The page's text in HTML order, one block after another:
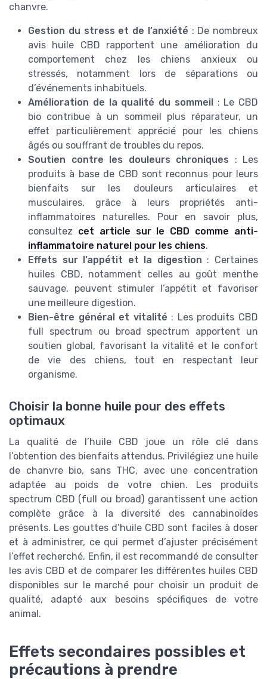
chanvre.
Gestion du stress et de l’anxiété : De nombreux
avis huile CBD rapportent une amélioration du
comportement chez les chiens anxieux ou
stressés, notamment lors de séparations ou
d’événements inhabituels.
Amélioration de la qualité du sommeil: Le CBD
bio contribue à un sommeil plus réparateur, un
effet particulièrement apprécié pour les chiens
âgés ou souffrant de troubles du repos.
Soutien contre les douleurs chroniques : Les
produits à base de CBD sont reconnus pour leurs
bienfaits sur les douleurs articulaires et
musculaires, grâce à leurs propriétés anti-
inflammatoires naturelles. Pour en savoir plus,
consultez cet article sur le CBD comme anti-
inflammatoire naturel pour les chiens.
Effets sur l’appétit et la digestion : Certaines
huiles CBD, notamment celles au goût menthe
sauvage, peuvent stimuler l’appétit et favoriser
une meilleure digestion.
Bien-être général et vitalité : Les produits CBD
full spectrum ou broad spectrum apportent un
soutien global, favorisant la vitalité et le confort
de vie des chiens, tout en respectant leur
organisme.
Choisir la bonne huile pour des effets
optimaux
La qualité de l’huile CBD joue un rôle clé dans
l’obtention des bienfaits attendus. Privilégiez une huile
de chanvre bio, sans THC, avec une concentration
adaptée au poids de votre chien. Les produits
spectrum CBD (full ou broad) garantissent une action
complète grâce à la diversité des cannabinoïdes
présents. Les gouttes d’huile CBD sont faciles à doser
et à administrer, ce qui permet d’ajuster précisément
l’effet recherché. Enfin, il est recommandé de consulter
les avis CBD et de comparer les différentes huiles CBD
disponibles sur le marché pour choisir un produit de
qualité, adapté aux besoins spécifiques de votre
animal.
Effets secondaires possibles et
précautions à prendre